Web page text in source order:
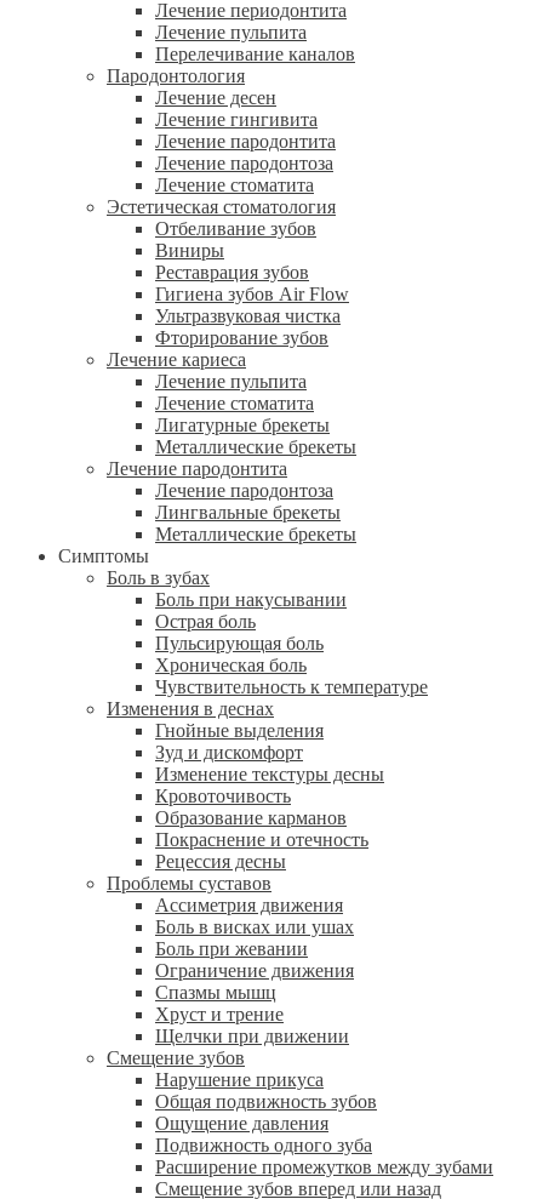
Лечение периодонтита
Лечение пульпита
Перелечивание каналов
Пародонтология
Лечение десен
Лечение гингивита
Лечение пародонтита
Лечение пародонтоза
Лечение стоматита
Эстетическая стоматология
Отбеливание зубов
Виниры
Реставрация зубов
Гигиена зубов Air Flow
Ультразвуковая чистка
Фторирование зубов
Лечение кариеса
Лечение пульпита
Лечение стоматита
Лигатурные брекеты
Металлические брекеты
Лечение пародонтита
Лечение пародонтоза
Лингвальные брекеты
Металлические брекеты
Симптомы
Боль в зубах
Боль при накусывании
Острая боль
Пульсирующая боль
Хроническая боль
Чувствительность к температуре
Изменения в деснах
Гнойные выделения
Зуд и дискомфорт
Изменение текстуры десны
Кровоточивость
Образование карманов
Покраснение и отечность
Рецессия десны
Проблемы суставов
Ассиметрия движения
Боль в висках или ушах
Боль при жевании
Ограничение движения
Спазмы мышц
Хруст и трение
Щелчки при движении
Смещение зубов
Нарушение прикуса
Общая подвижность зубов
Ощущение давления
Подвижность одного зуба
Расширение промежутков между зубами
Смещение зубов вперед или назад